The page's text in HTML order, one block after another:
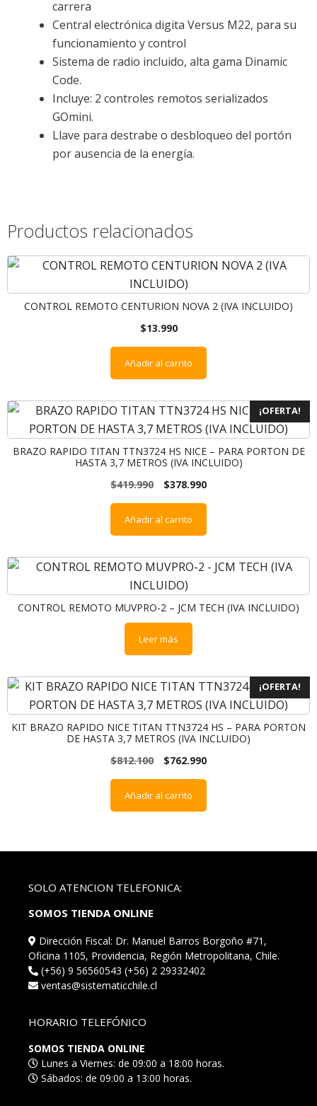
carrera
Central electrónica digita Versus M22, para su
funcionamiento y control
Sistema de radio incluido, alta gama Dinamic
Code.
Incluye: 2 controles remotos serializados
GOmini.
Llave para destrabe o desbloqueo del portón
por ausencia de la energía.
Productos relacionados
CONTROL REMOTO CENTURION NOVA 2 (IVA INCLUIDO)
$13.990
Añadir al carrito
¡OFERTA!
BRAZO RAPIDO TITAN TTN3724 HS NICE – PARA PORTON DE
HASTA 3,7 METROS (IVA INCLUIDO)
$419.990 $378.990
Añadir al carrito
CONTROL REMOTO MUVPRO-2 – JCM TECH (IVA INCLUIDO)
Leer más
¡OFERTA!
KIT BRAZO RAPIDO NICE TITAN TTN3724 HS – PARA PORTON
DE HASTA 3,7 METROS (IVA INCLUIDO)
$812.100 $762.990
Añadir al carrito
SOLO ATENCION TELEFONICA:
SOMOS TIENDA ONLINE
Dirección Fiscal: Dr. Manuel Barros Borgoño #71,
Oficina 1105, Providencia, Región Metropolitana, Chile.
(+56) 9 56560543 (+56) 2 29332402
ventas@sistematicchile.cl
HORARIO TELEFÓNICO
SOMOS TIENDA ONLINE
Lunes a Viernes: de 09:00 a 18:00 horas.
Sábados: de 09:00 a 13:00 horas.